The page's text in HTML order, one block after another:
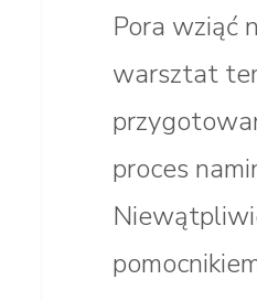
Pora wziąć
warsztat
proces